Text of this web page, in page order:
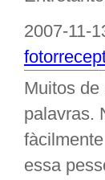
2007-11-
Muitos
palavras.
essa